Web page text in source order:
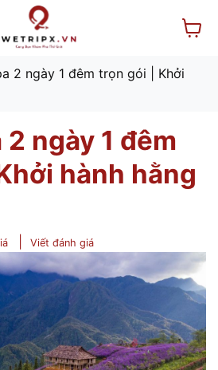
2 ngày 1 đêm trọn gói | Khởi
2 ngày 1 đêm
hành hằng
Viết đánh giá